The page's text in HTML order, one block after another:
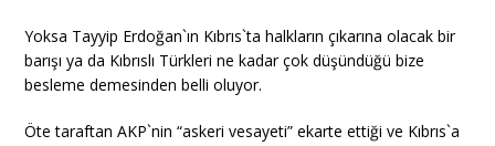
Yoksa Tayyip Erdoğan`ın Kıbrıs`ta halkların çıkarına olacak bir
barışı ya da Kıbrıslı Türkleri ne kadar çok düşündüğü bize
besleme demesinden belli oluyor.
Öte taraftan AKP`nin “askeri vesayeti” ekarte ettiği ve Kıbrıs`a